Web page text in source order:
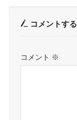
コメントする
コメント ※